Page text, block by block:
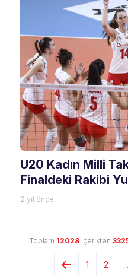
U20 Kadın Milli
Finaldeki Rakibi
2 yıl önce
Toplam 12028içerikten
1 2 ...